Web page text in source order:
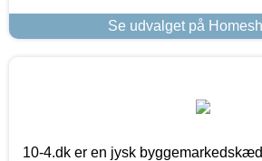
Se udvalget på
10-4.dk er en jysk